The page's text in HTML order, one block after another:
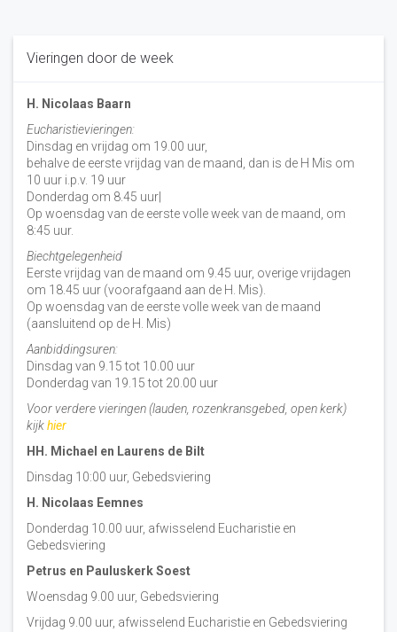
Vieringen door de week
H. Nicolaas Baarn
Eucharistievieringen:
Dinsdag en vrijdag om 19.00 uur,
behalve de eerste vrijdag van de maand, dan is de H Mis om
10 uur i.p.v. 19 uur
Donderdag om 8.45 uur|
Op woensdag van de eerste volle week van de maand, om
8:45 uur.
Biechtgelegenheid
Eerste vrijdag van de maand om 9.45 uur, overige vrijdagen
om 18.45 uur (voorafgaand aan de H. Mis).
Op woensdag van de eerste volle week van de maand
(aansluitend op de H. Mis)
Aanbiddingsuren:
Dinsdag van 9.15 tot 10.00 uur
Donderdag van 19.15 tot 20.00 uur
Voor verdere vieringen (lauden, rozenkransgebed, open kerk)
kijkhier
HH. Michael en Laurens de Bilt
Dinsdag 10:00 uur, Gebedsviering
H. Nicolaas Eemnes
Donderdag 10.00 uur, afwisselend Eucharistie en
Gebedsviering
Petrus en Pauluskerk Soest
Woensdag 9.00 uur, Gebedsviering
Vrijdag 9.00 uur, afwisselend Eucharistie en Gebedsviering